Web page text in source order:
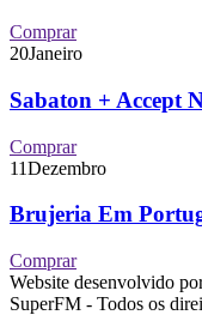
Comprar
20Janeiro
Sabaton + Accept
Comprar
11Dezembro
Brujeria Em
Comprar
Website desenvolvido
SuperFM - Todos os